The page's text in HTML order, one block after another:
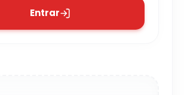
Entrar